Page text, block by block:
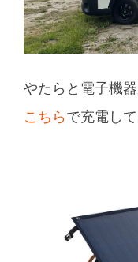
やたらと電子機
こちらで充電して